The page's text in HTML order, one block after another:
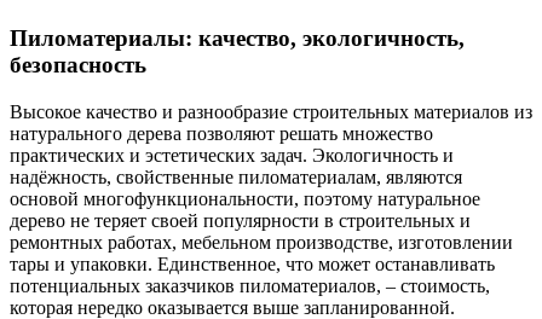
Пиломатериалы: качество, экологичность,
безопасность
Высокое качество и разнообразие строительных материалов из
натурального дерева позволяют решать множество
практических и эстетических задач. Экологичность и
надёжность, свойственные пиломатериалам, являются
основой многофункциональности, поэтому натуральное
дерево не теряет своей популярности в строительных и
ремонтных работах, мебельном производстве, изготовлении
тары и упаковки. Единственное, что может останавливать
потенциальных заказчиков пиломатериалов, – стоимость,
которая нередко оказывается выше запланированной.